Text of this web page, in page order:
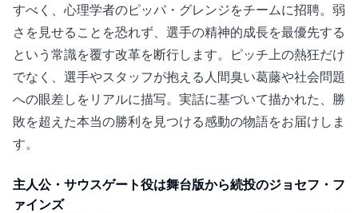
すべく、心理学者のピッパ・グレンジをチームに招聘。弱
さを見せることを恐れず、選手の精神的成長を最優先する
という常識を覆す改革を断行します。ピッチ上の熱狂だけ
でなく、選手やスタッフが抱える人間臭い葛藤や社会問題
への眼差しをリアルに描写。実話に基づいて描かれた、勝
敗を超えた本当の勝利を見つける感動の物語をお届けしま
す。
主人公・サウスゲート役は舞台版から続投のジョセフ・フ
ァインズ